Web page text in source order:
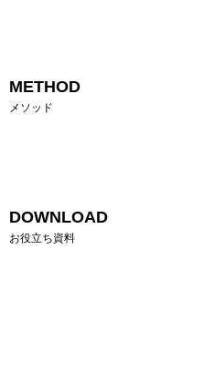
へ 新任管理職研修
を作るための、伴走型管理
ネジメント研修）
解きセミナー
グを成功させるポイント ～
る方法～（上司編）
ミフィケーションを通じて明
とコミュニケーションを見つ
METHOD
メソッド
DOWNLOAD
お役立ち資料